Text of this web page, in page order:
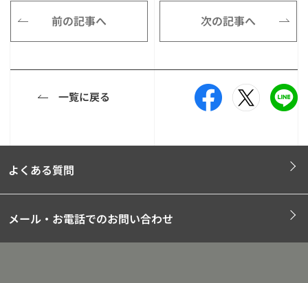
前の記事へ 次の記事へ
一覧に戻る
よくある質問
メール・お電話でのお問い合わせ